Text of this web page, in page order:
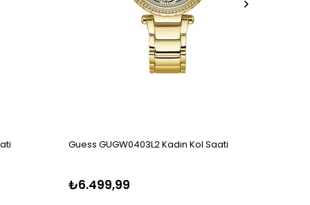
Guess GUGW0403L2 Kadın Kol Saati
₺6.499,99